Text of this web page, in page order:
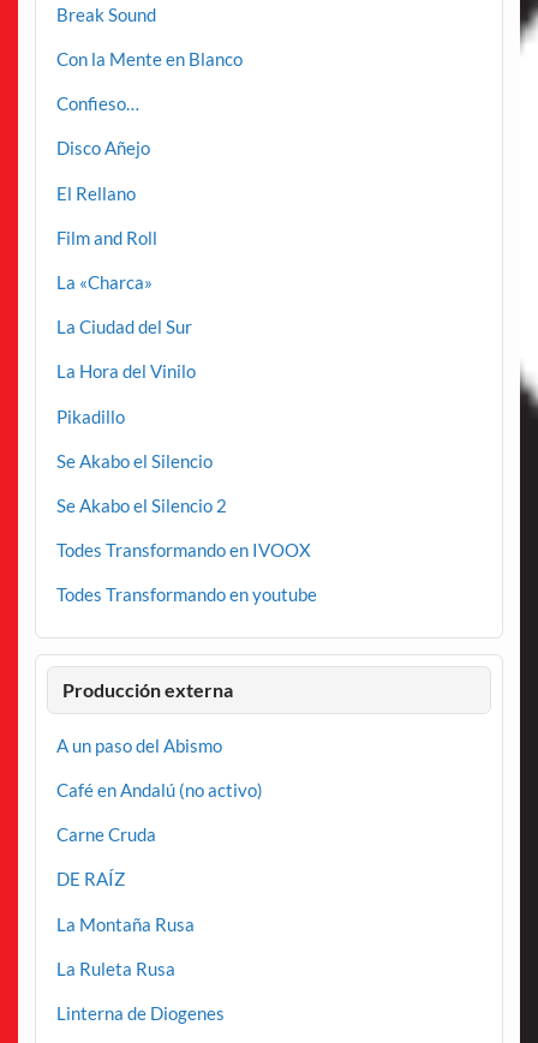
Break Sound
Con la Mente en Blanco
Confieso…
Disco Añejo
El Rellano
Film and Roll
La «Charca»
La Ciudad del Sur
La Hora del Vinilo
Pikadillo
Se Akabo el Silencio
Se Akabo el Silencio 2
Todes Transformando en IVOOX
Todes Transformando en youtube
Producción externa
A un paso del Abismo
Café en Andalú (no activo)
Carne Cruda
DE RAÍZ
La Montaña Rusa
La Ruleta Rusa
Linterna de Diogenes